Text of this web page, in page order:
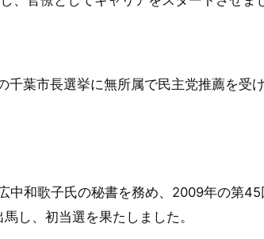
千葉市長選挙に無所属で民主党推薦を受
中和歌子氏の秘書を務め、2009年の第
し、初当選を果たしました。